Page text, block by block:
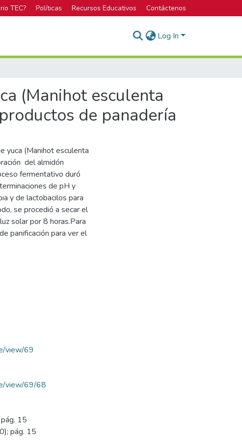
TEC? Políticas Recursos Educativos Contáctenos
Log In
(Manihot esculenta
de panadería
yuca (Manihot esculenta
del almidón
fermentativo duró
de pH y
y de lactobacilos para
se procedió a secar el
solar por 8 horas.Para
panificación para ver el
view/69
view/69/68
15
pág. 15